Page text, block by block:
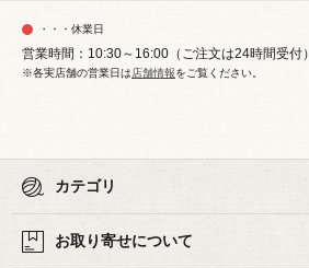
・・・休業日
営業時間：10:30～16:00（ご注文は24時間受付）
※各実店舗の営業日は店舗情報をご覧ください。
カテゴリ
お取り寄せについて